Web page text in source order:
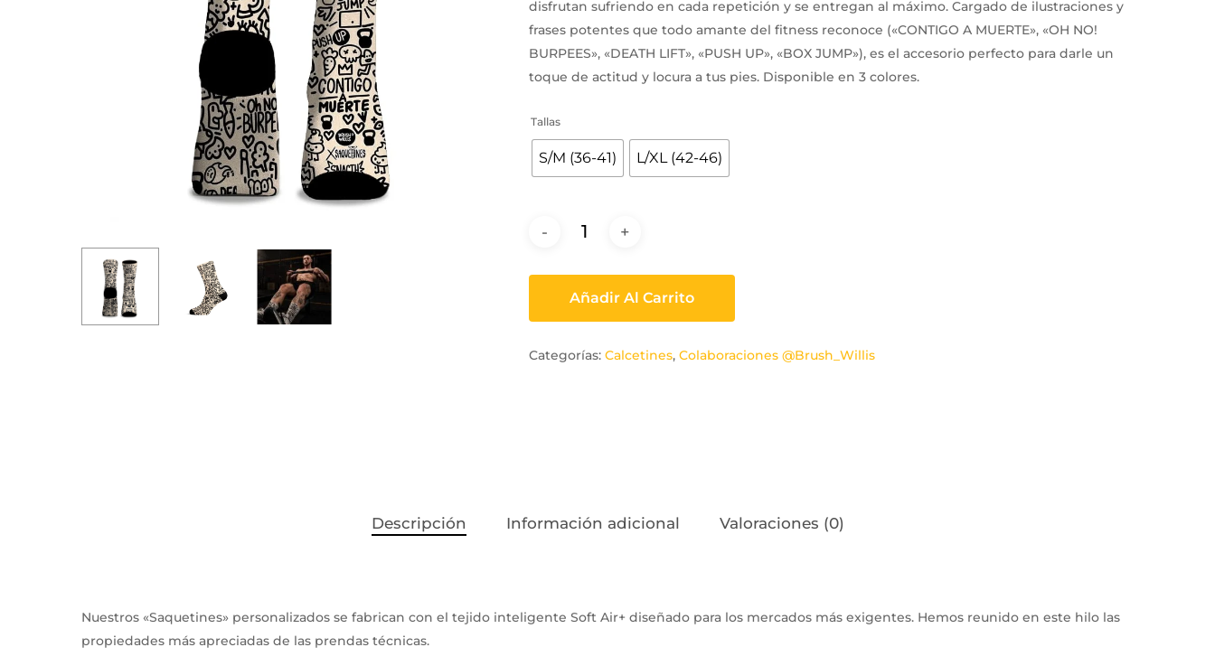
disfrutan sufriendo en cada repetición y se entregan al máximo. Cargado de ilustraciones y
frases potentes que todo amante del fitness reconoce («CONTIGO A MUERTE», «OH NO!
BURPEES», «DEATH LIFT», «PUSH UP», «BOX JUMP»), es el accesorio perfecto para darle un
toque de actitud y locura a tus pies. Disponible en 3 colores.
Tallas
S/M (36-41) L/XL (42-46)
Añadir Al Carrito
Categorías: Calcetines, Colaboraciones @Brush_Willis
Descripción Información adicional Valoraciones (0)
Nuestros «Saquetines» personalizados se fabrican con el tejido inteligente Soft Air+ diseñado para los mercados más exigentes. Hemos reunido en este hilo las
propiedades más apreciadas de las prendas técnicas.